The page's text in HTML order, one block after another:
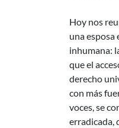
Hoy nos
una esposa
inhumana:
que el
derecho
con más
voces, se
erradicada,